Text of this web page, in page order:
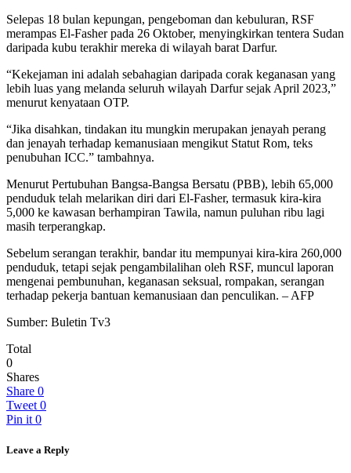
Selepas 18 bulan kepungan, pengeboman dan kebuluran, RSF
merampas El-Fasher pada 26 Oktober, menyingkirkan tentera Sudan
daripada kubu terakhir mereka di wilayah barat Darfur.
“Kekejaman ini adalah sebahagian daripada corak keganasan yang
lebih luas yang melanda seluruh wilayah Darfur sejak April 2023,”
menurut kenyataan OTP.
“Jika disahkan, tindakan itu mungkin merupakan jenayah perang
dan jenayah terhadap kemanusiaan mengikut Statut Rom, teks
penubuhan ICC.” tambahnya.
Menurut Pertubuhan Bangsa-Bangsa Bersatu (PBB), lebih 65,000
penduduk telah melarikan diri dari El-Fasher, termasuk kira-kira
5,000 ke kawasan berhampiran Tawila, namun puluhan ribu lagi
masih terperangkap.
Sebelum serangan terakhir, bandar itu mempunyai kira-kira 260,000
penduduk, tetapi sejak pengambilalihan oleh RSF, muncul laporan
mengenai pembunuhan, keganasan seksual, rompakan, serangan
terhadap pekerja bantuan kemanusiaan dan penculikan. – AFP
Sumber: Buletin Tv3
Total
0
Shares
Share 0
Tweet 0
Pin it 0
Leave a Reply